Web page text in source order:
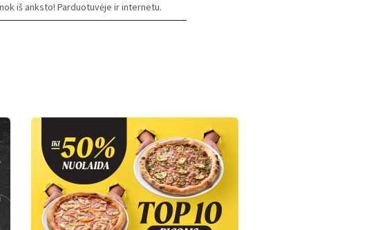
iš anksto! Parduotuvėje ir internetu.